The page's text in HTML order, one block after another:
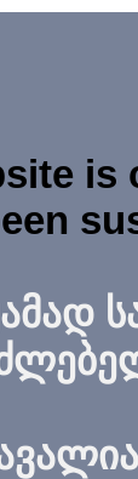
is